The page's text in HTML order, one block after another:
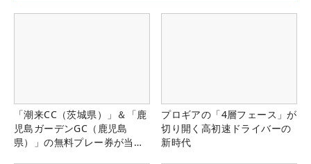
「潮来CC（茨城県）」＆「鹿
児島ガーデンGC（鹿児島
県）」の無料プレー券が当た
プロギアの「4層フェース」が
切り開く高初速ドライバーの
新時代